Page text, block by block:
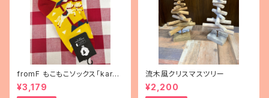
fromF もこもこソックス「karus
elli（メリーゴーランド）」
¥3,179
流木風クリスマスツリー
¥2,200